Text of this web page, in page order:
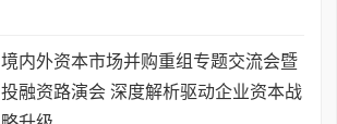
境内外资本市场并购重组专题交流会暨
投融资路演会 深度解析驱动企业资本战